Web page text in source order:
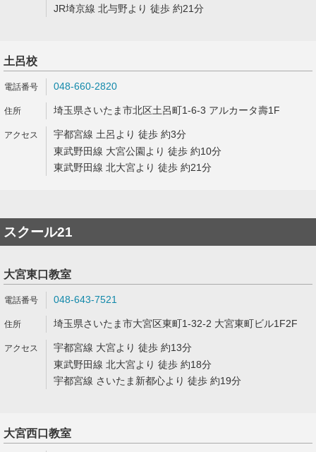
JR埼京線 北与野より 徒歩 約21分
土呂校
048-660-2820
埼玉県さいたま市北区土呂町1-6-3 アルカータ壽1F
宇都宮線 土呂より 徒歩 約3分
東武野田線 大宮公園より 徒歩 約10分
東武野田線 北大宮より 徒歩 約21分
スクール21
大宮東口教室
048-643-7521
埼玉県さいたま市大宮区東町1-32-2 大宮東町ビル1F2F
宇都宮線 大宮より 徒歩 約13分
東武野田線 北大宮より 徒歩 約18分
宇都宮線 さいたま新都心より 徒歩 約19分
大宮西口教室